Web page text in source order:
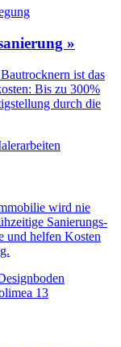
»
ist das
Bis zu 300%
durch die
wird nie
Sanierungs-
und helfen Kosten